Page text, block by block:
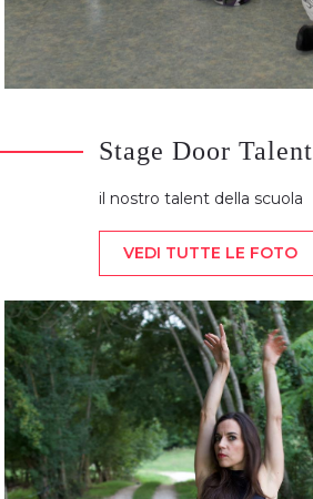
Stage Door Talent
il nostro talent della scuola
VEDI TUTTE LE FOTO